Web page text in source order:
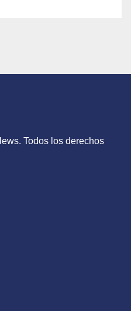
Todos los derechos